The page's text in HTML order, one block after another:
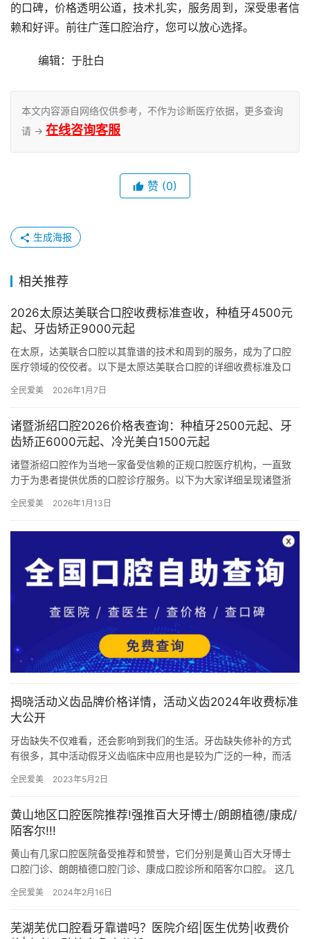
的口碑，价格透明公道，技术扎实，服务周到，深受患者信
赖和好评。前往广莲口腔治疗，您可以放心选择。
	编辑：于肚白
本文内容源自网络仅供参考，不作为诊断医疗依据，更多查询
请 → 在线咨询客服
赞 (0)
生成海报
相关推荐
2026太原达美联合口腔收费标准查收，种植牙4500元
起、牙齿矫正9000元起
在太原，达美联合口腔以其靠谱的技术和周到的服务，成为了口腔
医疗领域的佼佼者。以下是太原达美联合口腔的详细收费标准及口
全民爱美 2026年1月7日
诸暨浙绍口腔2026价格表查询：种植牙2500元起、牙
齿矫正6000元起、冷光美白1500元起
诸暨浙绍口腔作为当地一家备受信赖的正规口腔医疗机构，一直致
力于为患者提供优质的口腔诊疗服务。以下为大家详细呈现诸暨浙
全民爱美 2026年1月13日
揭晓活动义齿品牌价格详情，活动义齿2024年收费标准
大公开
牙齿缺失不仅难看，还会影响到我们的生活。牙齿缺失修补的方式
有很多，其中活动假牙义齿临床中应用也是较为广泛的一种，而活
的较多…
全民爱美 2023年5月2日
黄山地区口腔医院推荐!强推百大牙博士/朗朗植德/康成/
陌客尔!!!
黄山有几家口腔医院备受推荐和赞誉，它们分别是黄山百大牙博士
口腔门诊、朗朗植德口腔门诊、康成口腔诊所和陌客尔口腔。 这几
赖和…
全民爱美 2024年2月16日
芜湖芜优口腔看牙靠谱吗？医院介绍|医生优势|收费价